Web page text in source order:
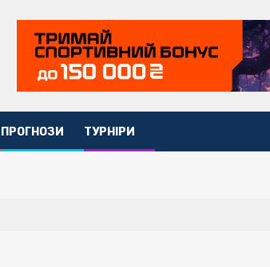
ПРОГНОЗИ ТУРНІРИ